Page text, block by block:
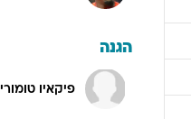
הגנה
פיקאיו טומורי